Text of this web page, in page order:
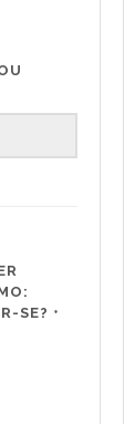
SE? *